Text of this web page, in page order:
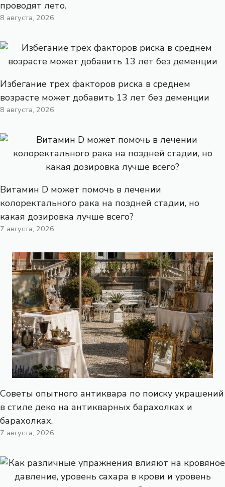
проводят лето.
8 августа, 2026
Избегание трех факторов риска в среднем
возрасте может добавить 13 лет без деменции
8 августа, 2026
Витамин D может помочь в лечении
колоректального рака на поздней стадии, но
какая дозировка лучше всего?
7 августа, 2026
Советы опытного антиквара по поиску украшений
в стиле деко на антикварных барахолках и
барахолках.
7 августа, 2026